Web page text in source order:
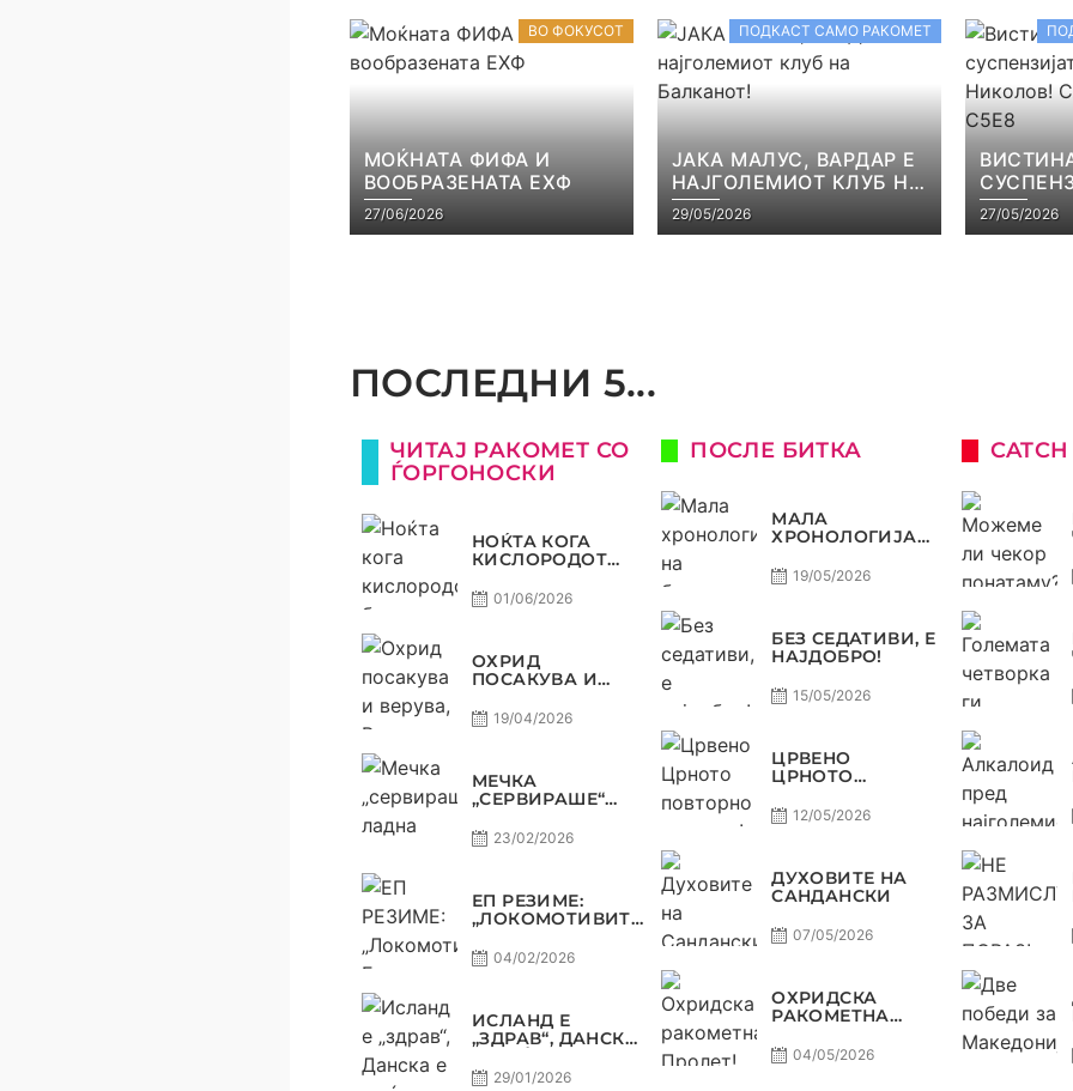
ВО ФОКУСОТ
МОЌНАТА ФИФА И
ВООБРАЗЕНАТА ЕХФ
27/06/2026
ПОДКАСТ САМО РАКОМЕТ
ЈАКА МАЛУС, ВАРДАР Е
НАЈГОЛЕМИОТ КЛУБ НА
БАЛКАНОТ!
29/05/2026
САМО
27/05/2026
ПОСЛЕДНИ 5...
ЧИТАЈ РАКОМЕТ СО
ЃОРГОНОСКИ
НОЌТА КОГА
КИСЛОРОДОТ
ПУБЛИКАТА
ГОРИВО, А
РЕАЛНОСТ
01/06/2026
ОХРИД
ПОСАКУВА И
(НЕ) ДОЗВОЛУВА
КУП-ТРОФЕЈОТ
19/04/2026
МЕЧКА
„СЕРВИРАШЕ“
ОДМАЗДА,
ВАРДАР НА
ТРИУМФ ВО
АВТОКОМАНДА
23/02/2026
ЕП РЕЗИМЕ:
„ЛОКОМОТИВИТЕ“
ГЕРМАНИЈА,
ЛИСЕЦОТ ДАГУР
04/02/2026
ИСЛАНД Е
„ЗДРАВ“, ДАНСКА
ГЕРМАНИЈА И
29/01/2026
ПОСЛЕ БИТКА
МАЛА
ХРОНОЛОГИЈА
ЗА СВЕТСКО
19/05/2026
БЕЗ СЕДАТИВИ, Е
НАЈДОБРО!
15/05/2026
ЦРВЕНО
ЦРНОТО
МОДА!
12/05/2026
ДУХОВИТЕ НА
САНДАНСКИ
07/05/2026
ОХРИДСКА
РАКОМЕТНА
04/05/2026